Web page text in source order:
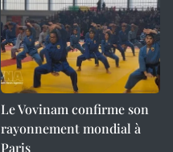
Le Vovinam confirme son
rayonnement mondial à
Paris